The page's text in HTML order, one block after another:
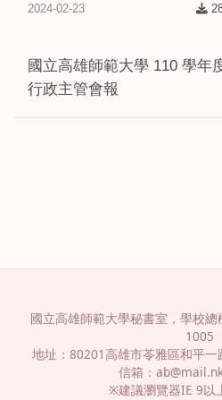
國立高雄師範大學 110 學年
行政主管會報
2024-02-23
國立高雄師範大學秘書室，學校
1005
地址：80201高雄市苓雅區和平一
信箱：
※建議瀏覽器IE 9以